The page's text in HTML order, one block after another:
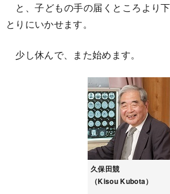
と、子どもの手の届くところより下
とりにいかせます。
少し休んで、また始めます。
久保田競
（Kisou Kubota）